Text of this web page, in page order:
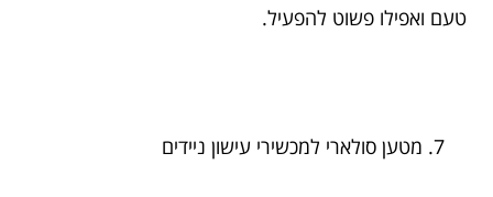
טעם ואפילו פשוט להפעיל.
מטען סולארי למכשירי עישון ניידים